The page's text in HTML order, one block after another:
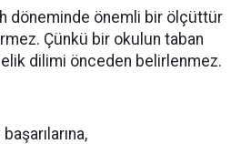
döneminde önemli bir ölçüttür
Çünkü bir okulun taban
dilimi önceden belirlenmez.